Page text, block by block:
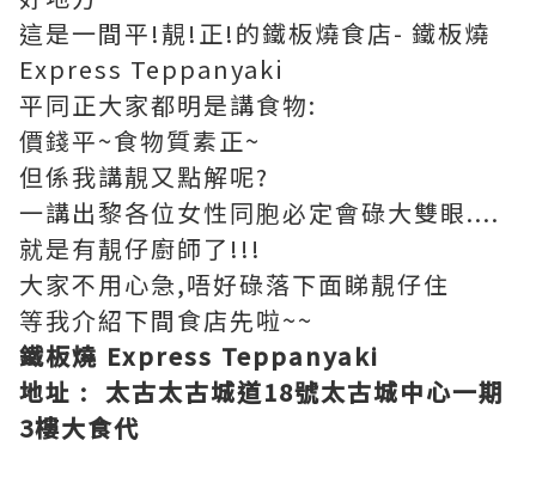
這是一間平!靚!正!的鐵板燒食店- 鐵板燒
Express Teppanyaki
平同正大家都明是講食物:
價錢平~食物質素正~
但係我講靚又點解呢?
一講出黎各位女性同胞必定會碌大雙眼....
就是有靚仔廚師了!!!
大家不用心急,唔好碌落下面睇靚仔住
等我介紹下間食店先啦~~
鐵板燒 Express Teppanyaki
地址 : 太古太古城道18號太古城中心一期
3樓大食代